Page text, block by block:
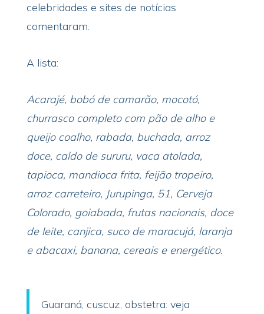
celebridades e sites de notícias
comentaram.
A lista:
Acarajé, bobó de camarão, mocotó,
churrasco completo com pão de alho e
queijo coalho, rabada, buchada, arroz
doce, caldo de sururu, vaca atolada,
tapioca, mandioca frita, feijão tropeiro,
arroz carreteiro, Jurupinga, 51, Cerveja
Colorado, goiabada, frutas nacionais, doce
de leite, canjica, suco de maracujá, laranja
e abacaxi, banana, cereais e energético.
Guaraná, cuscuz, obstetra: veja